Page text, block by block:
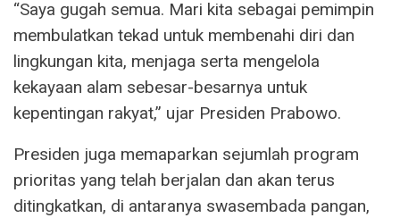
“Saya gugah semua. Mari kita sebagai pemimpin
membulatkan tekad untuk membenahi diri dan
lingkungan kita, menjaga serta mengelola
kekayaan alam sebesar-besarnya untuk
kepentingan rakyat,” ujar Presiden Prabowo.
Presiden juga memaparkan sejumlah program
prioritas yang telah berjalan dan akan terus
ditingkatkan, di antaranya swasembada pangan,